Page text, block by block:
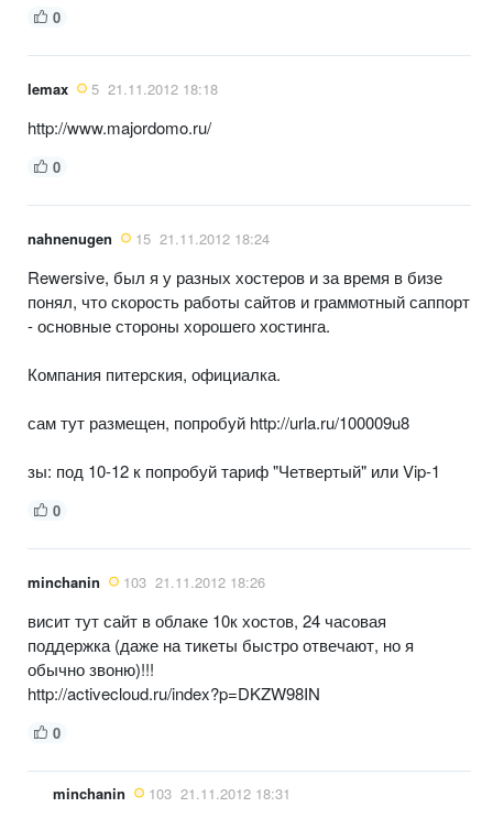
0
lemax 5 21.11.2012 18:18
http://www.majordomo.ru/
0
nahnenugen 15 21.11.2012 18:24
Rewersive, был я у разных хостеров и за время в бизе
понял, что скорость работы сайтов и граммотный саппорт
- основные стороны хорошего хостинга.
Компания питерския, официалка.
сам тут размещен, попробуй http://urla.ru/100009u8
зы: под 10-12 к попробуй тариф "Четвертый" или Vip-1
0
minchanin 103 21.11.2012 18:26
висит тут сайт в облаке 10к хостов, 24 часовая
поддержка (даже на тикеты быстро отвечают, но я
обычно звоню)!!!
http://activecloud.ru/index?p=DKZW98IN
0
minchanin 103 21.11.2012 18:31